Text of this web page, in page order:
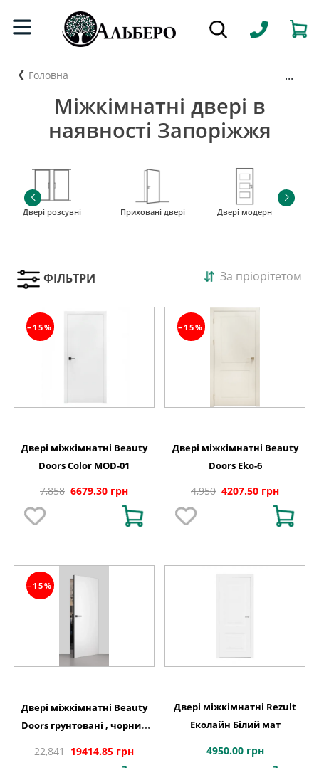
Головна ...
Міжкімнатні двері в
наявності Запоріжжя
Двері розсувні Приховані двері Двері модерн
ФІЛЬТРИ За пріорітетом
−15%
Двері міжкімнатні Beauty
Doors Color MOD-01
7,858 6679.30 грн
−15%
Двері міжкімнатні Beauty
Doors Eko-6
4,950 4207.50 грн
−15%
Двері міжкімнатні Beauty
Doors грунтовані , чорний
22,841 19414.85 грн
Двері міжкімнатні Rezult
Еколайн Білий мат
4950.00 грн